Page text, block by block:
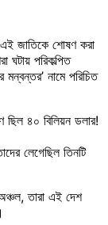
জাতিকে শোষণ করা
ঘটায় পরিকল্পিত
মন্বন্তর’ নামে পরিচিত
ছিল ৪০ বিলিয়ন ডলার!
লেগেছিল তিনটি
তারা এই দেশ